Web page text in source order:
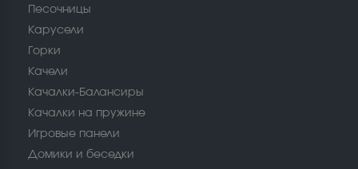
Песочницы
Карусели
Горки
Качели
Качалки-Балансиры
Качалки на пружине
Игровые панели
Домики и беседки